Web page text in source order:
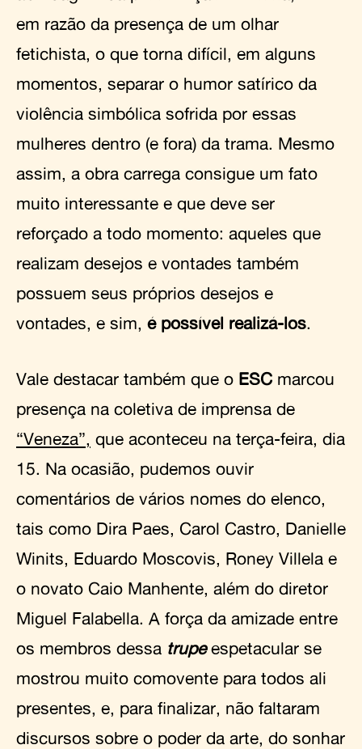
em razão da presença de um olhar
fetichista, o que torna difícil, em alguns
momentos, separar o humor satírico da
violência simbólica sofrida por essas
mulheres dentro (e fora) da trama. Mesmo
assim, a obra carrega consigue um fato
muito interessante e que deve ser
reforçado a todo momento: aqueles que
realizam desejos e vontades também
possuem seus próprios desejos e
vontades, e sim, é possível realizá-los.
Vale destacar também que o ESC marcou
presença na coletiva de imprensa de
“Veneza”, que aconteceu na terça-feira, dia
15. Na ocasião, pudemos ouvir
comentários de vários nomes do elenco,
tais como Dira Paes, Carol Castro, Danielle
Winits, Eduardo Moscovis, Roney Villela e
o novato Caio Manhente, além do diretor
Miguel Falabella. A força da amizade entre
os membros dessa trupeespetacular se
mostrou muito comovente para todos ali
presentes, e, para finalizar, não faltaram
discursos sobre o poder da arte, do sonhar